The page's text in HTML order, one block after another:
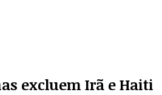
excluem Irã e Haiti